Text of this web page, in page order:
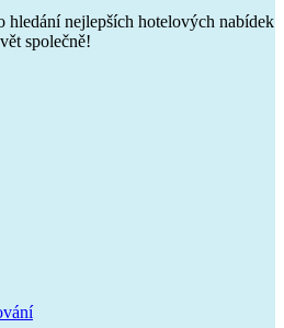
hledání nejlepších hotelových nabídek
společně!